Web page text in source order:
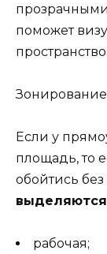
поможет
пространство.
Зонирование
Если у
площадь, то
обойтись
рабочая;